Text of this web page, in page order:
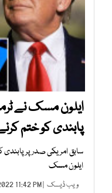
ایلون مسک نے
پابندی کو ختم
سابق امریکی صدر پر پابندی
ایلون مسک
ویب ڈیسک | MAY 10, 2022 11:42 PM |